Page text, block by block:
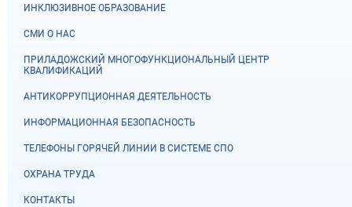
ИНКЛЮЗИВНОЕ ОБРАЗОВАНИЕ
СМИ О НАС
ПРИЛАДОЖСКИЙ МНОГОФУНКЦИОНАЛЬНЫЙ ЦЕНТР
КВАЛИФИКАЦИЙ
АНТИКОРРУПЦИОННАЯ ДЕЯТЕЛЬНОСТЬ
ИНФОРМАЦИОННАЯ БЕЗОПАСНОСТЬ
ТЕЛЕФОНЫ ГОРЯЧЕЙ ЛИНИИ В СИСТЕМЕ СПО
ОХРАНА ТРУДА
КОНТАКТЫ